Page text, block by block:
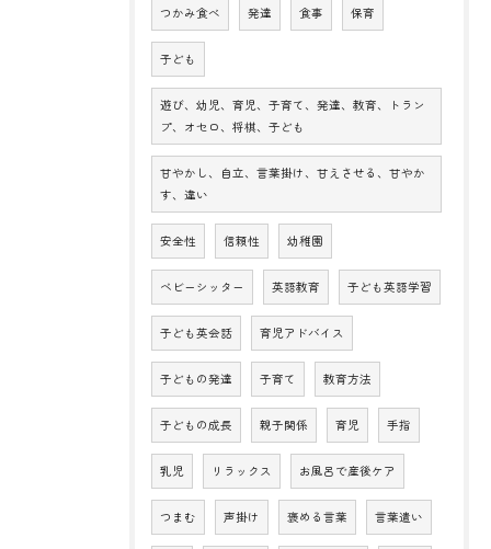
つかみ食べ 発達 食事 保育
子ども
遊び、幼児、育児、子育て、発達、教育、トラン
プ、オセロ、将棋、子ども
甘やかし、自立、言葉掛け、甘えさせる、甘やか
す、違い
安全性 信頼性 幼稚園
ベビーシッター 英語教育 子ども英語学習
子ども英会話 育児アドバイス
子どもの発達 子育て 教育方法
子どもの成長 親子関係 育児 手指
乳児 リラックス お風呂で産後ケア
つまむ 声掛け 褒める言葉 言葉遣い